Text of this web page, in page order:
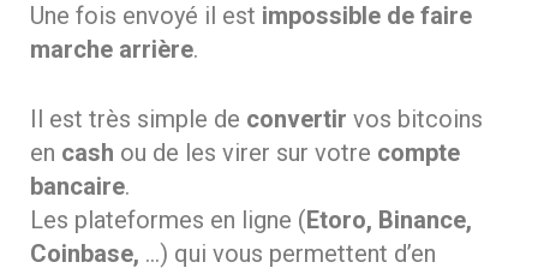
Une fois envoyé il est impossible de faire
marche arrière.
Il est très simple de convertir vos bitcoins
en cash ou de les virer sur votre compte
bancaire.
Les plateformes en ligne (Etoro, Binance,
Coinbase, …) qui vous permettent d’en